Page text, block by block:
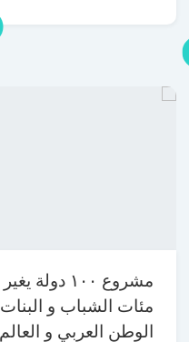
مشروع ١٠٠ دولة
مئات الشباب و
الوطن العربي و العالم